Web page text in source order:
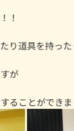
！
り道具を持っ
が
ることができ